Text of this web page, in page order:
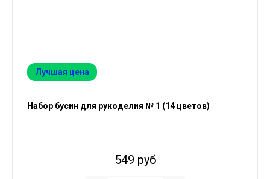
Лучшая цена
Набор бусин для рукоделия № 1 (14 цветов)
549 руб